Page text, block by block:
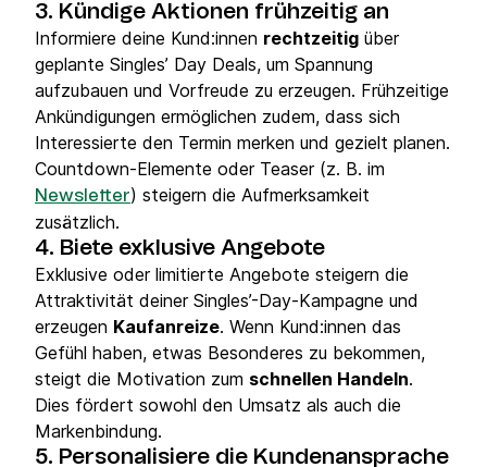
3. Kündige Aktionen frühzeitig an
Informiere deine Kund:innen rechtzeitig über
geplante Singles’ Day Deals, um Spannung
aufzubauen und Vorfreude zu erzeugen. Frühzeitige
Ankündigungen ermöglichen zudem, dass sich
Interessierte den Termin merken und gezielt planen.
Countdown-Elemente oder Teaser (z. B. im
Newsletter) steigern die Aufmerksamkeit
zusätzlich.
4. Biete exklusive Angebote
Exklusive oder limitierte Angebote steigern die
Attraktivität deiner Singles’-Day-Kampagne und
erzeugen Kaufanreize. Wenn Kund:innen das
Gefühl haben, etwas Besonderes zu bekommen,
steigt die Motivation zum schnellen Handeln.
Dies fördert sowohl den Umsatz als auch die
Markenbindung.
5. Personalisiere die Kundenansprache